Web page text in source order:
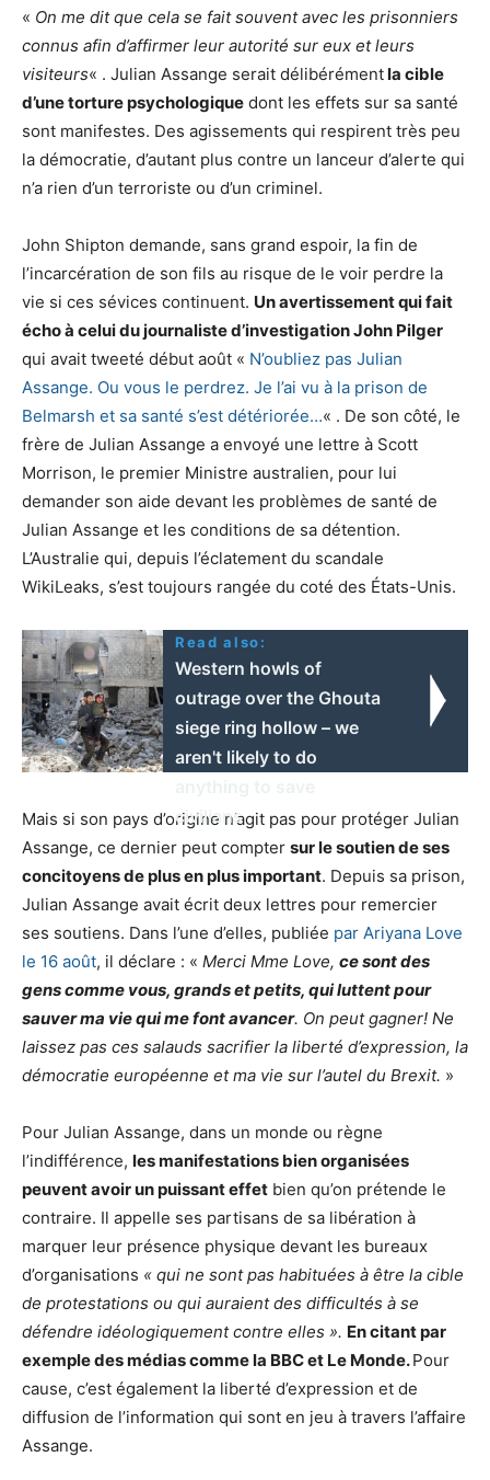
« On me dit que cela se fait souvent avec les prisonniers
connus afin d’affirmer leur autorité sur eux et leurs
visiteurs« . Julian Assange serait délibérémentla cible
d’une torture psychologique dont les effets sur sa santé
sont manifestes. Des agissements qui respirent très peu
la démocratie, d’autant plus contre un lanceur d’alerte qui
n’a rien d’un terroriste ou d’un criminel.
John Shipton demande, sans grand espoir, la fin de
l’incarcération de son fils au risque de le voir perdre la
vie si ces sévices continuent. Un avertissement qui fait
écho à celui du journaliste d’investigation John Pilger
qui avait tweeté début août « N’oubliez pas Julian
Assange. Ou vous le perdrez. Je l’ai vu à la prison de
Belmarsh et sa santé s’est détériorée…« . De son côté, le
frère de Julian Assange a envoyé une lettre à Scott
Morrison, le premier Ministre australien, pour lui
demander son aide devant les problèmes de santé de
Julian Assange et les conditions de sa détention.
L’Australie qui, depuis l’éclatement du scandale
WikiLeaks, s’est toujours rangée du coté des États-Unis.
Read also:
Western howls of
outrage over the Ghouta
siege ring hollow – we
aren't likely to do
civilians
Mais si son pays d’origine n’agit pas pour protéger Julian
Assange, ce dernier peut compter sur le soutien de ses
concitoyens de plus en plus important. Depuis sa prison,
Julian Assange avait écrit deux lettres pour remercier
ses soutiens. Dans l’une d’elles, publiée par Ariyana Love
le 16 août, il déclare : « Merci Mme Love, ce sont des
gens comme vous, grands et petits, qui luttent pour
sauver ma vie qui me font avancer. On peut gagner! Ne
laissez pas ces salauds sacrifier la liberté d’expression, la
démocratie européenne et ma vie sur l’autel du Brexit. »
Pour Julian Assange, dans un monde ou règne
l’indifférence, les manifestations bien organisées
peuvent avoir un puissant effet bien qu’on prétende le
contraire. Il appelle ses partisans de sa libération à
marquer leur présence physique devant les bureaux
d’organisations « qui ne sont pas habituées à être la cible
de protestations ou qui auraient des difficultés à se
défendre idéologiquement contre elles ». En citant par
exemple des médias comme la BBC et Le Monde.Pour
cause, c’est également la liberté d’expression et de
diffusion de l’information qui sont en jeu à travers l’affaire
Assange.